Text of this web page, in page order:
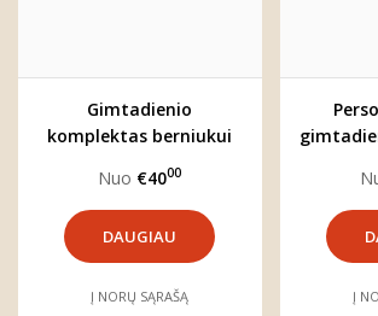
Gimtadienio
komplektas berniukui
Nuo €4000
DAUGIAU
Į NORŲ SĄRAŠĄ Į